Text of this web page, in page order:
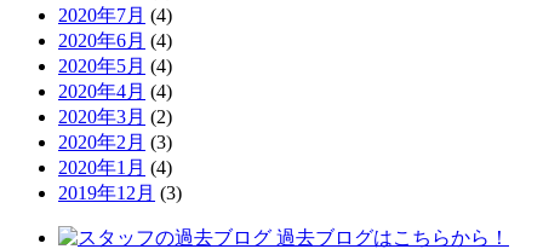
2020年7月 (4)
2020年6月 (4)
2020年5月 (4)
2020年4月 (4)
2020年3月 (2)
2020年2月 (3)
2020年1月 (4)
2019年12月 (3)